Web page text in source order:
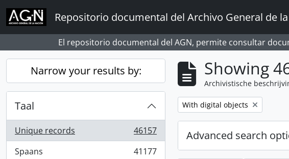
Skip to main content
Repositorio documental del Archivo General de
El repositorio documental del AGN, permite consultar
Narrow your results by:
Taal
Unique records
, 46157 results
46157
Spaans
, 41177 results
41177
Showing
Archivistische
Remove filter:
With digital objects
Advanced search